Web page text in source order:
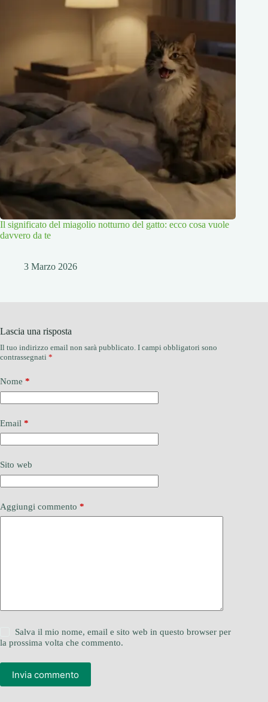
Il significato del miagolio notturno del gatto: ecco cosa vuole
davvero da te
3 Marzo 2026
Lascia una risposta
Il tuo indirizzo email non sarà pubblicato. I campi obbligatori sono
contrassegnati *
Nome *
Email *
Sito web
Aggiungi commento *
Salva il mio nome, email e sito web in questo browser per
la prossima volta che commento.
Invia commento